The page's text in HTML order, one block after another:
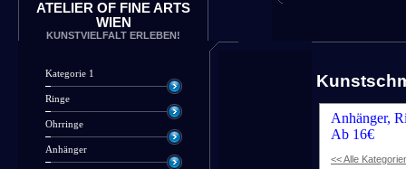
ATELIER OF FINE ARTS
WIEN
KUNSTVIELFALT ERLEBEN!
Kategorie 1
Ringe
Ohrringe
Anhänger
Anhänger,
Ab 16€
<< Alle